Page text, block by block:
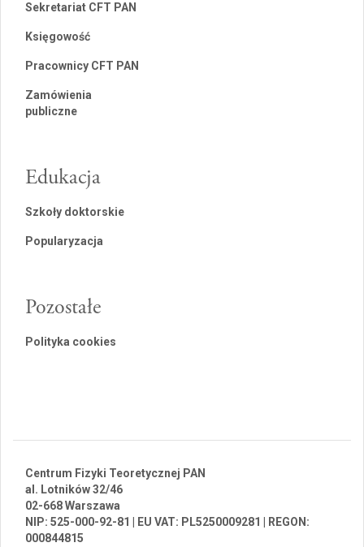
Sekretariat CFT PAN
Księgowość
Pracownicy CFT PAN
Zamówienia
publiczne
Edukacja
Szkoły doktorskie
Popularyzacja
Pozostałe
Polityka cookies
Centrum Fizyki Teoretycznej PAN
al. Lotników 32/46
02-668 Warszawa
NIP: 525-000-92-81 | EU VAT: PL5250009281 | REGON:
000844815